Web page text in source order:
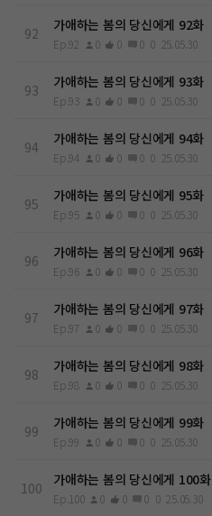
92 가애하는 봄의 당신에게 92화
Ep.92 0 0 0 0 25.05.30
93 가애하는 봄의 당신에게 93화
Ep.93 0 0 0 0 25.05.30
94 가애하는 봄의 당신에게 94화
Ep.94 0 0 0 0 25.05.30
95 가애하는 봄의 당신에게 95화
Ep.95 0 0 0 0 25.05.30
96 가애하는 봄의 당신에게 96화
Ep.96 0 0 0 0 25.05.30
97 가애하는 봄의 당신에게 97화
Ep.97 0 0 0 0 25.05.30
98 가애하는 봄의 당신에게 98화
Ep.98 0 0 0 0 25.05.30
99 가애하는 봄의 당신에게 99화
Ep.99 0 0 0 0 25.05.30
100 가애하는 봄의 당신에게 100화
Ep.100 0 0 0 0 25.05.30